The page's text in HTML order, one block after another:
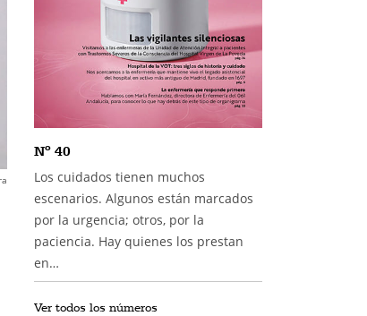
Nº 40
Los cuidados tienen muchos
escenarios. Algunos están marcados
por la urgencia; otros, por la
paciencia. Hay quienes los prestan
en…
Ver todos los números